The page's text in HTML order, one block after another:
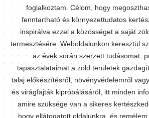
foglalkoztam. Célom, hogy
fenntartható és környezettudatos
inspirálva ezzel a közösséget a saját
termesztésére. Weboldalunkon keresztül
az évek során szerzett tudásomat,
tapasztalataimat a zöld területek
talaj előkészítésről, növényvédelemről
és virágfajták kipróbálásáról, itt minden
amire szüksége van a sikeres
hogy ellátogatott oldalunkra, és